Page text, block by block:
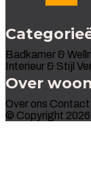
Badkamer &
Interieur & Stijl
Over
Over ons Contact
© Copyright 2026